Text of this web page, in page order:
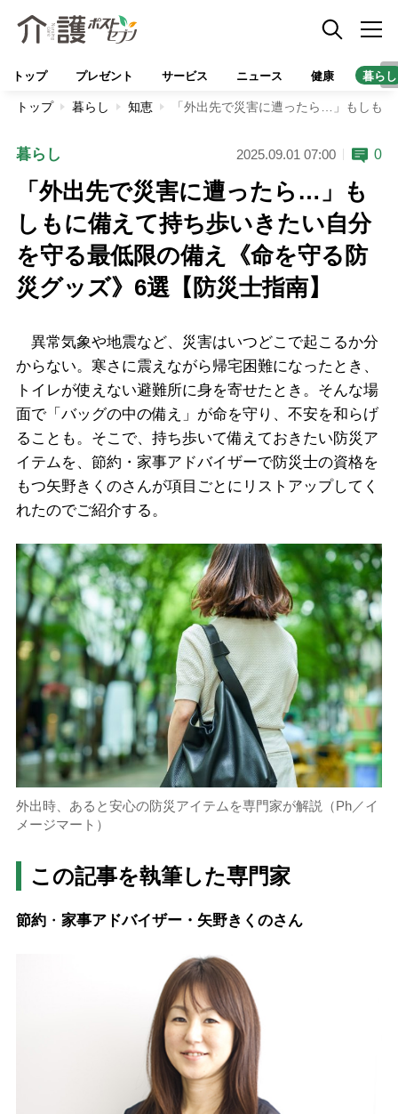
トップ プレゼント サービス ニュース 健康 暮らし
トップ 暮らし 知恵 「外出先で災害に遭ったら…」もしも
暮らし 2025.09.01 07:00 0
「外出先で災害に遭ったら…」も
しもに備えて持ち歩いきたい自分
を守る最低限の備え《命を守る防
災グッズ》6選【防災士指南】
異常気象や地震など、災害はいつどこで起こるか分
からない。寒さに震えながら帰宅困難になったとき、
トイレが使えない避難所に身を寄せたとき。そんな場
面で「バッグの中の備え」が命を守り、不安を和らげ
ることも。そこで、持ち歩いて備えておきたい防災ア
イテムを、節約・家事アドバイザーで防災士の資格を
もつ矢野きくのさんが項目ごとにリストアップしてく
れたのでご紹介する。
外出時、あると安心の防災アイテムを専門家が解説（Ph／イ
メージマート）
この記事を執筆した専門家
節約・ 家事アドバイザー・矢野きくのさん